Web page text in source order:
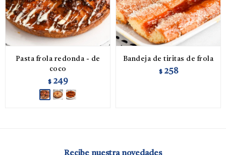
Pasta frola redonda - de
coco
$ 249
Bandeja de tiritas de frola
$ 258